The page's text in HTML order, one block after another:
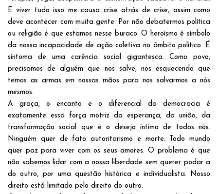
E viver tudo isso me causa crise atrás de crise, assim como
deve acontecer com muita gente. Por não debatermos política
ou religião é que estamos nesse buraco. O heroísmo é símbolo
da nossa incapacidade de ação coletiva no âmbito político. É
sintoma de uma carência social gigantesca. Como povo,
precisamos de alguém que nos salve, nos esquecendo que
temos as armas em nossas mãos para nos salvarmos a nós
mesmos.
A graça, o encanto e o diferencial da democracia é
exatamente essa força motriz da esperança, da união, da
transformação social que é o desejo íntimo de todos nós.
Ninguém quer de fato autoritarismo e morte. Todo mundo
quer paz para viver com os seus amores. O problema é que
não sabemos lidar com a nossa liberdade sem querer podar a
do outro, por uma questão histórica e individualista. Nosso
direito está limitado pelo direito do outro.